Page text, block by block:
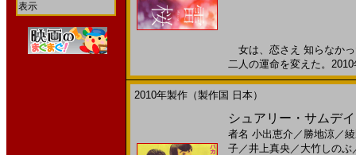
表示
女は、恋さえ 知らなか
二人の運命を変えた。
2010年製作（製作国 日本）
シュアリー・サムデ
者名 小出恵介 ／ 勝地涼／
子／井上真央／ 大竹しのぶ